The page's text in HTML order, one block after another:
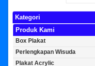
Kategori
Produk Kami
Box Plakat
Perlengkapan Wisuda
Plakat Acrylic